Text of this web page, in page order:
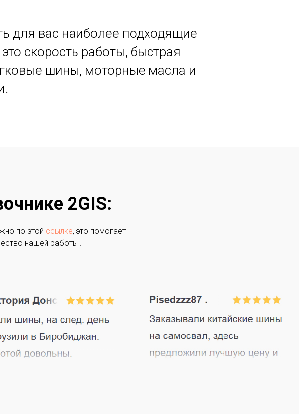
для вас наиболее подходящие
скорость работы, быстрая
шины, моторные масла и
2GIS:
по этой ссылке, это помогает
нашей работы .